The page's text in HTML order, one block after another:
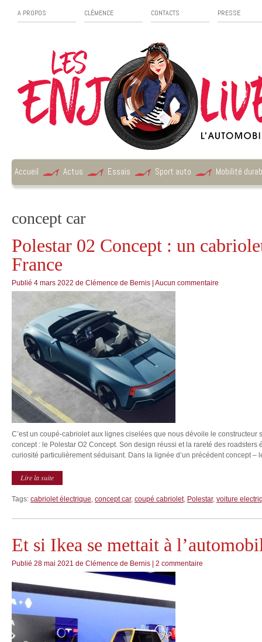
A PROPOS CLÉMENCE CONTACTS PRESSE
Accueil Actus Essais Sport auto Mobilité
concept car
Polestar 02 Concept : un
France
Publié 4 mars 2022 de Clémence de Bernis Aucun commentaire
C’est un coupé-cabriolet aux lignes ciselées que nous dévoile le constructeur
concept : le Polestar O2 Concept. Son design réussi et la rareté des
curiosité particulièrement séduisant. Dans la lignée d’un précédent concept –
Lire la suite
Tags: cabriolet électrique, concept car, coupé cabriolet, Polestar, voiture
Et si Ikea se mettait à
Publié 28 mai 2021 de Clémence de Bernis 2 commentaire